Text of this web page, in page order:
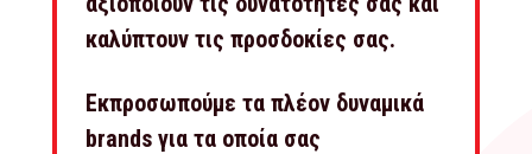
καλύπτουν τις προσδοκίες σας.
Εκπροσωπούμε τα πλέον δυναμικά
brands για τα οποία σας